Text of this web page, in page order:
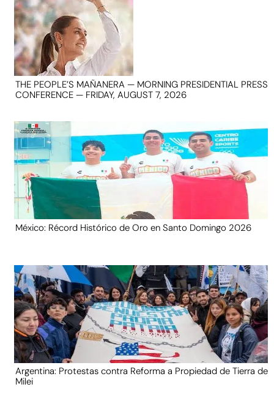
THE PEOPLE’S MAÑANERA — MORNING PRESIDENTIAL PRESS
CONFERENCE — FRIDAY, AUGUST 7, 2026
México: Récord Histórico de Oro en Santo Domingo 2026
Argentina: Protestas contra Reforma a Propiedad de Tierra de
Milei